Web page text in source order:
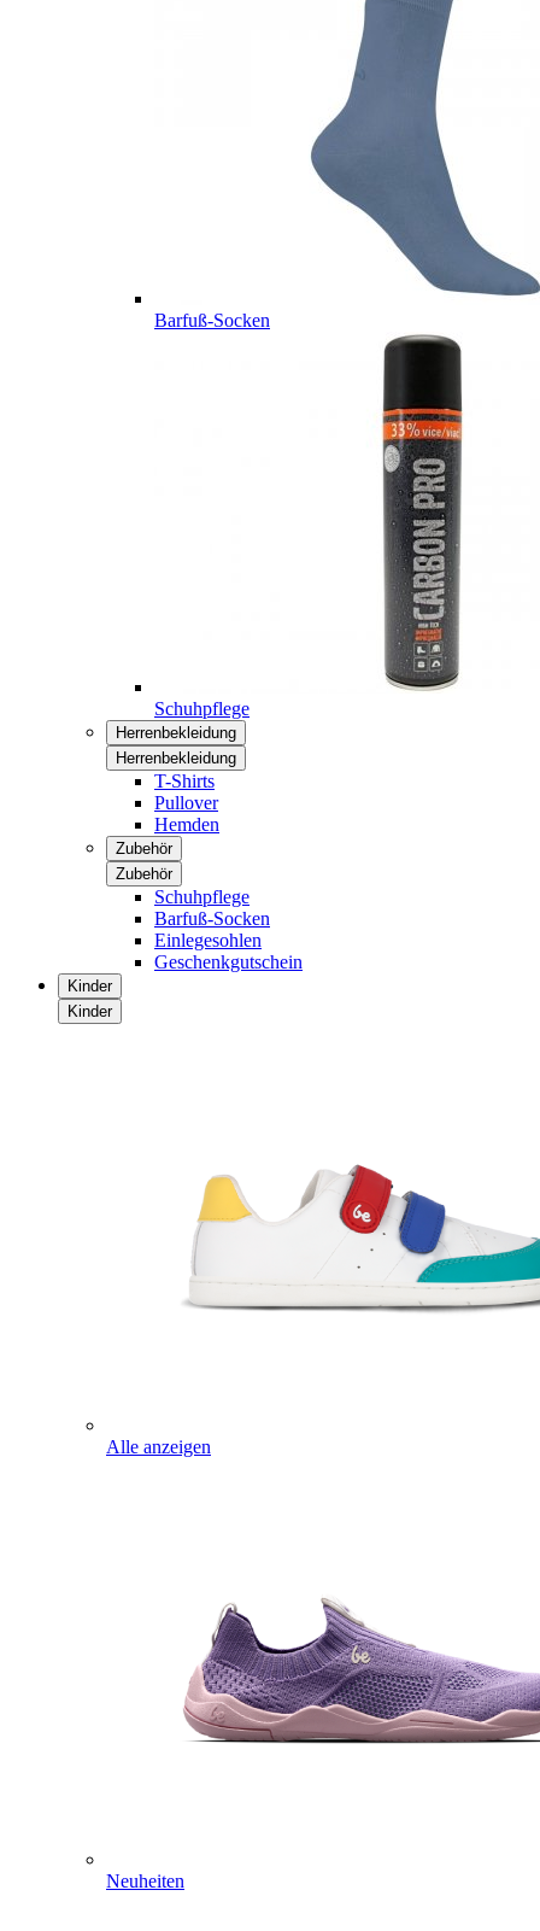
Barfuß-Socken
Schuhpflege
Herrenbekleidung
Herrenbekleidung
T-Shirts
Pullover
Hemden
Zubehör
Zubehör
Schuhpflege
Barfuß-Socken
Einlegesohlen
Geschenkgutschein
Kinder
Kinder
Alle anzeigen
Neuheiten